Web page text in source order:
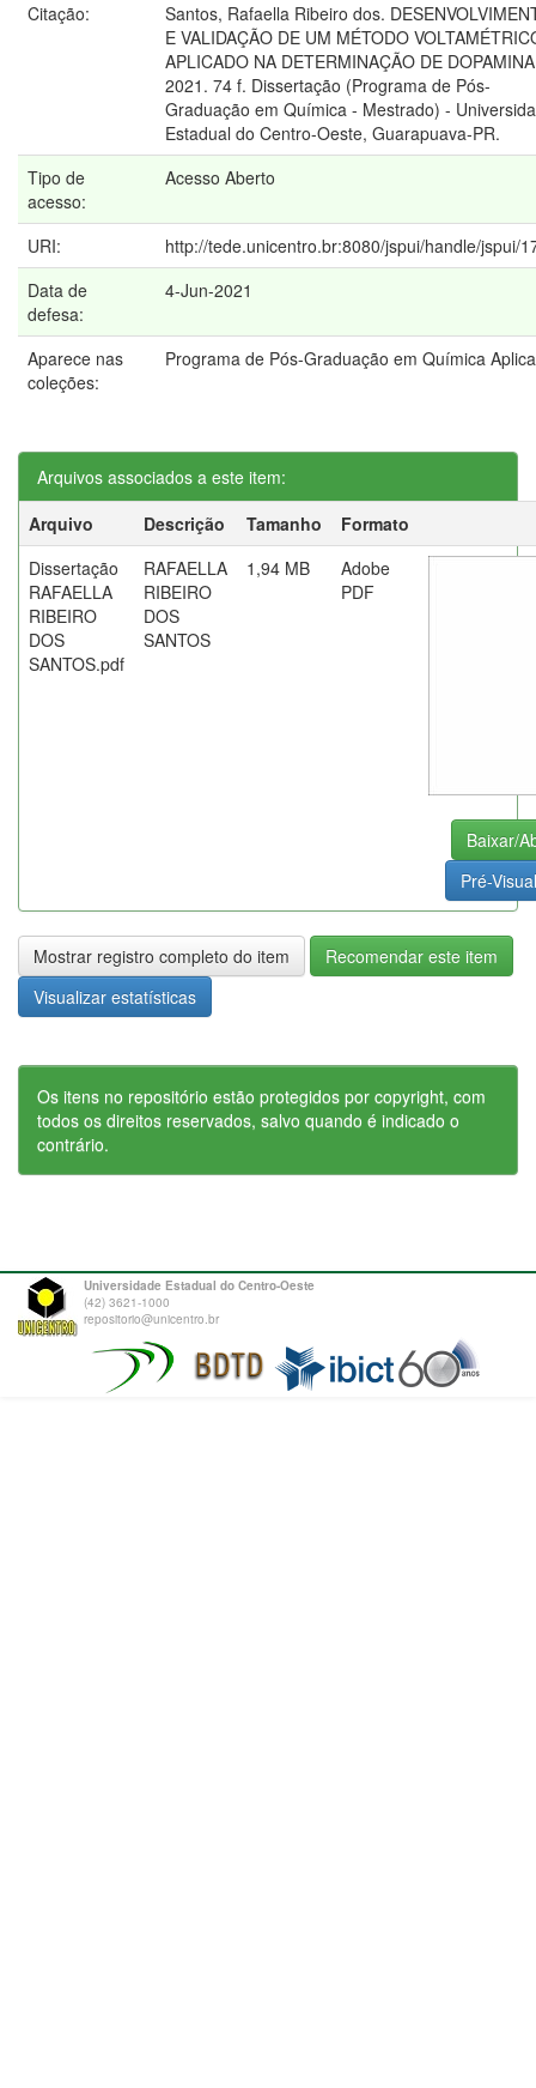
Citação:
Santos, Rafaella Ribeiro dos.
E VALIDAÇÃO DE UM MÉTODO
APLICADO NA DETERMINAÇÃO DE
2021. 74 f. Dissertação (Programa de Pós-
Graduação em Química - Mestrado) -
Estadual do Centro-Oeste, Guarapuava-PR.
Tipo de
acesso:
Acesso Aberto
URI:
http://tede.unicentro.br:8080/jspui/handle/jspui/
Data de
defesa:
4-Jun-2021
Aparece nas
coleções:
Programa de Pós-Graduação em Química
Arquivos associados a este item:
Arquivo
Descrição Tamanho
Formato
Dissertação
RAFAELLA
RIBEIRO
DOS
SANTOS.pdf
RAFAELLA
RIBEIRO
DOS
SANTOS
1,94 MB
Adobe
PDF
Baixar/
Pré-
Mostrar registro completo do item
Recomendar este item
Visualizar estatísticas
Os itens no repositório estão protegidos por copyright, com
todos os direitos reservados, salvo quando é indicado o
contrário.
Universidade Estadual do Centro-Oeste
(42) 3621-1000
repositorio@unicentro.br